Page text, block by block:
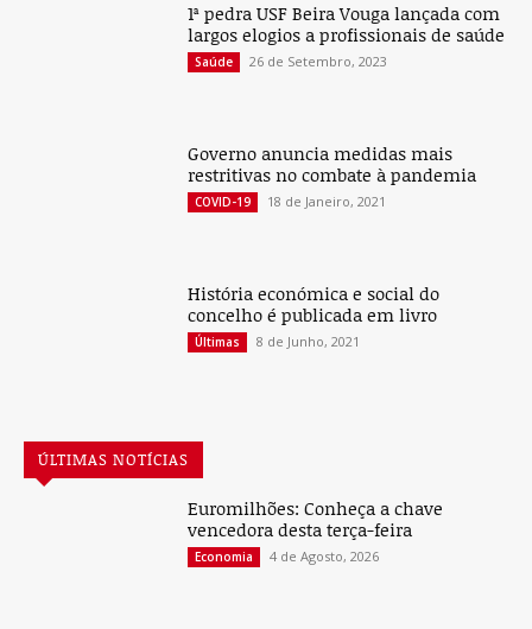
1ª pedra USF Beira Vouga lançada com
largos elogios a profissionais de saúde
Saúde 26 de Setembro, 2023
Governo anuncia medidas mais
restritivas no combate à pandemia
COVID-19 18 de Janeiro, 2021
História económica e social do
concelho é publicada em livro
Últimas 8 de Junho, 2021
ÚLTIMAS NOTÍCIAS
Euromilhões: Conheça a chave
vencedora desta terça-feira
Economia 4 de Agosto, 2026